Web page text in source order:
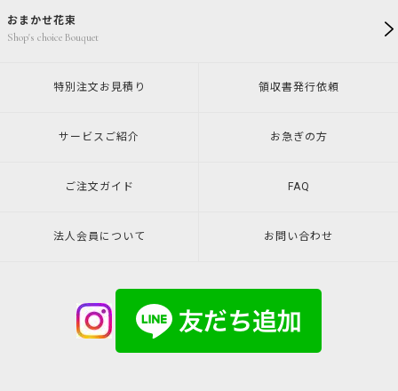
おまかせ花束
Shop's choice Bouquet
特別注文 お見積り 領収書発行依頼
サービスご紹介 お急ぎの方
ご注文ガイド FAQ
法人会員について お問い合わせ